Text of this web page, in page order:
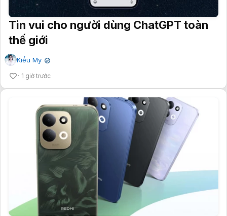
Tin vui cho người dùng ChatGPT toàn
thế giới
Kiều My ✔
1 giờ trước